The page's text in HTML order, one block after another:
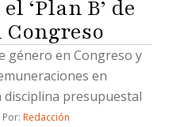
‘Plan B’ de
género en Congreso y
en
presupuestal
Por: Redacción